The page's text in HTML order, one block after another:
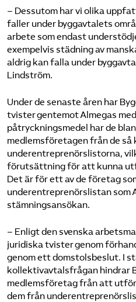
– Dessutom har vi olika
faller under byggavtalets
arbete som endast
exempelvis städning av
aldrig kan falla under
Lindström.
Under de senaste åren har
tvister gentemot Almegas
påtryckningsmedel har de
medlemsföretagen från de så
underentreprenörslistorna,
förutsättning för att kunna
Det är för ett av de företag
underentreprenörslistan som
stämningsansökan.
– Enligt den svenska
juridiska tvister genom
genom ett domstolsbeslut. I
kollektivavtalsfrågan hindrar
medlemsföretag från att
dem från